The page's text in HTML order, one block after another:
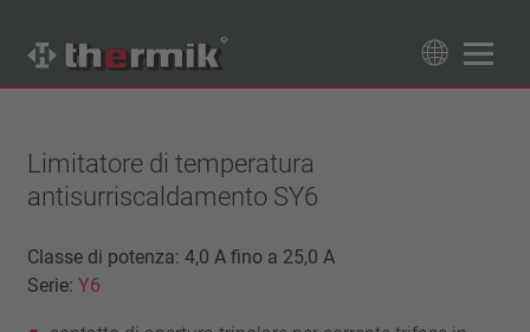
89Prodotti
contatto di apertura
contatto di chiusura
Campo di temperatura
Limitatore di temperatura
antisurriscaldamento SY6
Classe di potenza: 4,0 A fino a 25,0 A
Serie:Y6